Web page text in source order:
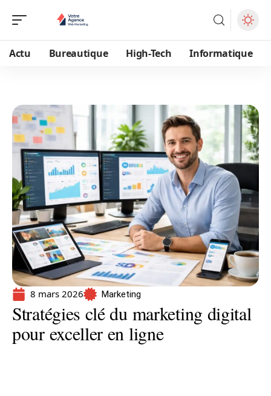
Actu Bureautique High-Tech Informatique
8 mars 2026 Marketing
Stratégies clé du marketing digital
pour exceller en ligne